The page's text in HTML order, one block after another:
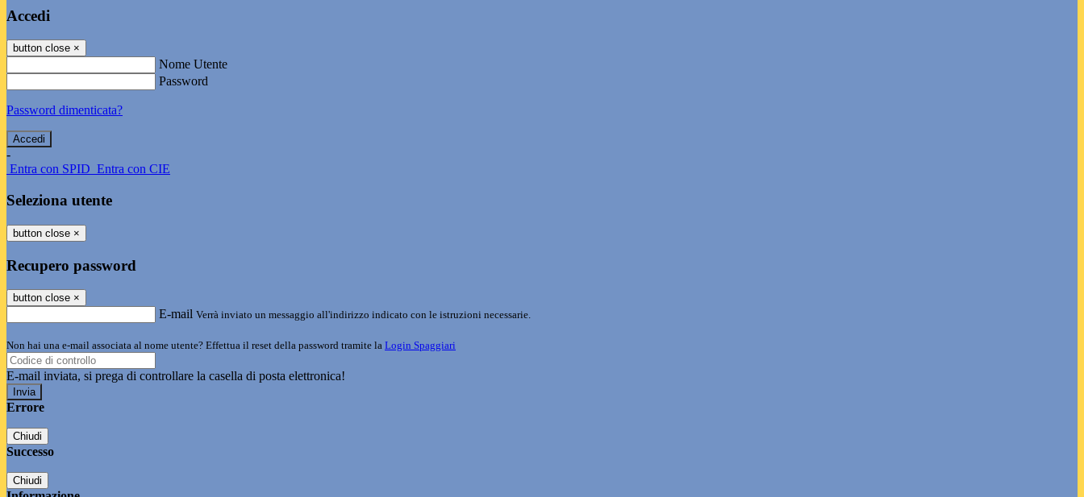
Accedi
button close ×
Nome Utente
Password
Password dimenticata?
-
Entra con SPID Entra con CIE
Seleziona utente
button close ×
Recupero password
button close ×
E-mail Verrà inviato un messaggio all'indirizzo indicato con le istruzioni necessarie.
Non hai una e-mail associata al nome utente? Effettua il reset della password tramite la Login Spaggiari
E-mail inviata, si prega di controllare la casella di posta elettronica!
Errore
Chiudi
Successo
Chiudi